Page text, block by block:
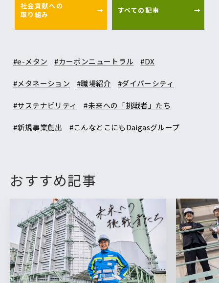
社会貢献への
取り組み
すべての記事
#e-メタン #カーボンニュートラル #DX
#メタネーション #職場紹介 #ダイバーシティ
#サステナビリティ #未来への「挑戦者」たち
#新規事業創出 #こんなとこにもDaigasグループ
おすすめ記事